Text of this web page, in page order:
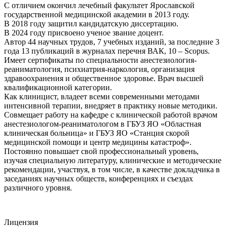
С отличием окончил лечебный факультет Ярославской
государственной медицинской академии в 2013 году.
В 2018 году защитил кандидатскую диссертацию.
В 2024 году присвоено ученое звание доцент.
Автор 44 научных трудов, 7 учебных изданий, за последние 3
года 13 публикаций в журналах перечня ВАК, 10 – Scopus.
Имеет сертификаты по специальности анестезиология-
реаниматология, психиатрия-наркология, организация
здравоохранения и общественное здоровье. Врач высшей
квалификационной категории.
Как клиницист, владеет всеми современными методами
интенсивной терапии, внедряет в практику новые методики.
Совмещает работу на кафедре с клинической работой врачом
анестезиологом-реаниматологом в ГБУЗ ЯО «Областная
клиническая больница» и ГБУЗ ЯО «Станция скорой
медицинской помощи и центр медицины катастроф».
Постоянно повышает свой профессиональный уровень,
изучая специальную литературу, клинические и методические
рекомендации, участвуя, в том числе, в качестве докладчика в
заседаниях научных обществ, конференциях и съездах
различного уровня.
Лицензия